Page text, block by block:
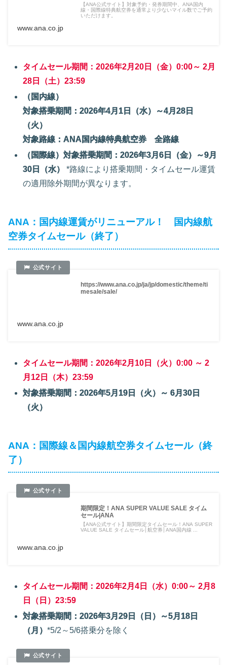
【ANA公式サイト】対象予約・発券期間中、ANA国内
線・国際線特典航空券を通常より少ないマイル数でご予約
いただけます。
www.ana.co.jp
タイムセール期間：2026年2月20日（金）0:00～ 2月
28日（土）23:59
（国内線）
対象搭乗期間：2026年4月1日（水）～4月28日
（火）
対象路線：ANA国内線特典航空券 全路線
（国際線）対象搭乗期間：2026年3月6日（金）～9月
30日（水）
*路線により搭乗期間・タイムセール運賃
の適用除外期間が異なります。
ANA：国内線運賃がリニューアル！ 国内線航
空券タイムセール（終了）
https://www.ana.co.jp/ja/jp/domestic/theme/ti
mesale/sale/
www.ana.co.jp
タイムセール期間：2026年2月10日（火）0:00 ～ 2
月12日（木）23:59
対象搭乗期間：2026年5月19日（火）～ 6月30日
（火）
ANA：国際線＆国内線航空券タイムセール（終
了）
期間限定！ANA SUPER VALUE SALE タイム
セール|ANA
【ANA公式サイト】期間限定タイムセール！ANA SUPER
VALUE SALE タイムセール│航空券│ANA国内線 ...
www.ana.co.jp
タイムセール期間：2026年2月4日（水）0:00～ 2月8
日（日）23:59
対象搭乗期間：2026年3月29日（日）～5月18日
（月）*5/2～5/6搭乗分を除く